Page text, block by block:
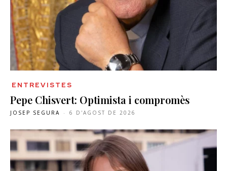
ENTREVISTES
Pepe Chisvert: Optimista i compromès
JOSEP SEGURA - 6 D'AGOST DE 2026